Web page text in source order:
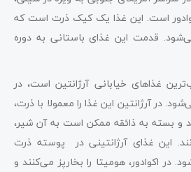
است. این غذا یک کیک ذرت است که
قدمت این غذای باستانی به دوره
غذاهای خیابانی آرژانتین است، در
در آرژانتین این غذا را معمولا با ذرت،
و بسته به ذائقه ممکن است به آن شیر،
این غذای آرژانتینی در پوسته ذرت
اکوادور، هومیتا را بخارپز می‌کنند و